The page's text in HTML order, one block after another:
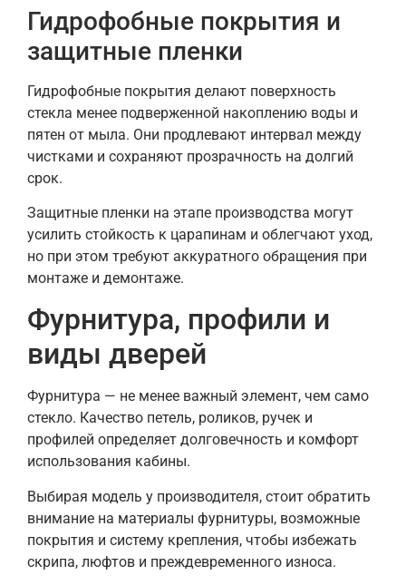
Гидрофобные покрытия и
защитные пленки
Гидрофобные покрытия делают поверхность
стекла менее подверженной накоплению воды и
пятен от мыла. Они продлевают интервал между
чистками и сохраняют прозрачность на долгий
срок.
Защитные пленки на этапе производства могут
усилить стойкость к царапинам и облегчают уход,
но при этом требуют аккуратного обращения при
монтаже и демонтаже.
Фурнитура, профили и
виды дверей
Фурнитура — не менее важный элемент, чем само
стекло. Качество петель, роликов, ручек и
профилей определяет долговечность и комфорт
использования кабины.
Выбирая модель у производителя, стоит обратить
внимание на материалы фурнитуры, возможные
покрытия и систему крепления, чтобы избежать
скрипа, люфтов и преждевременного износа.